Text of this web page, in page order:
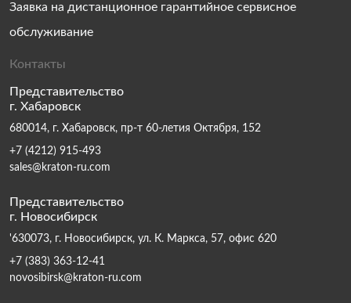
Заявка на дистанционное гарантийное сервисное
обслуживание
Контакты
Представительство
г. Хабаровск
680014, г. Хабаровск, пр-т 60-летия Октября, 152
+7 (4212) 915-493
sales@kraton-ru.com
Представительство
г. Новосибирск
'630073, г. Новосибирск, ул. К. Маркса, 57, офис 620
+7 (383) 363-12-41
novosibirsk@kraton-ru.com